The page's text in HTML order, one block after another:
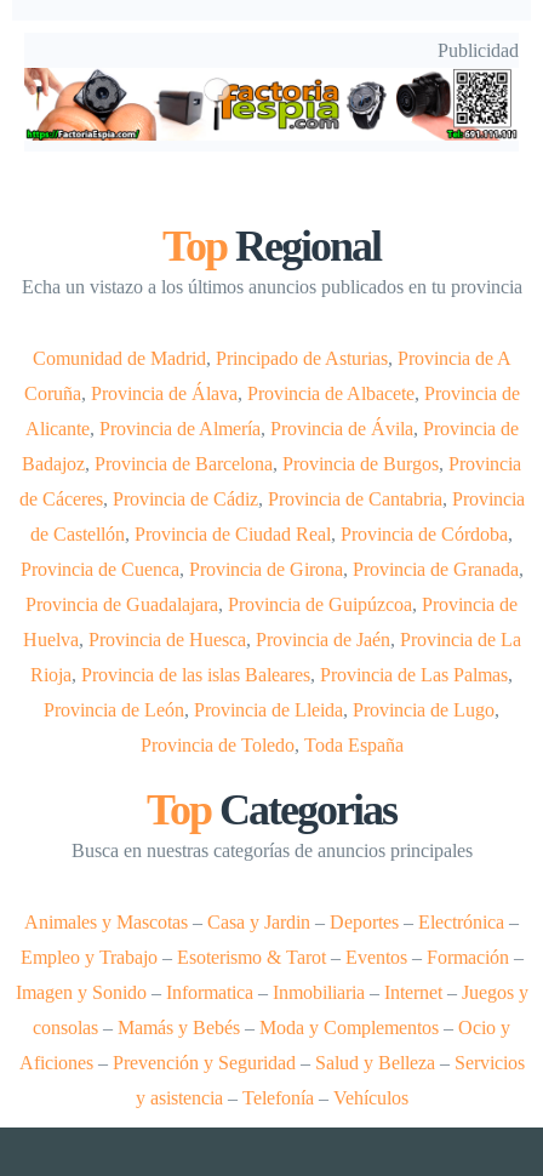
Publicidad
TopRegional
Echa un vistazo a los últimos anuncios publicados en tu provincia
Comunidad de Madrid, Principado de Asturias, Provincia de A
Coruña, Provincia de Álava, Provincia de Albacete, Provincia de
Alicante, Provincia de Almería, Provincia de Ávila, Provincia de
Badajoz, Provincia de Barcelona, Provincia de Burgos, Provincia
de Cáceres, Provincia de Cádiz, Provincia de Cantabria, Provincia
de Castellón, Provincia de Ciudad Real, Provincia de Córdoba,
Provincia de Cuenca, Provincia de Girona, Provincia de Granada,
Provincia de Guadalajara, Provincia de Guipúzcoa, Provincia de
Huelva, Provincia de Huesca, Provincia de Jaén, Provincia de La
Rioja, Provincia de las islas Baleares, Provincia de Las Palmas,
Provincia de León, Provincia de Lleida, Provincia de Lugo,
Provincia de Toledo, Toda España
TopCategorias
Busca en nuestras categorías de anuncios principales
Animales y Mascotas – Casa y Jardin – Deportes – Electrónica –
Empleo y Trabajo– Esoterismo & Tarot– Eventos– Formación –
Imagen y Sonido– Informatica – Inmobiliaria – Internet– Juegos y
consolas – Mamás y Bebés – Moda y Complementos – Ocio y
Aficiones– Prevención y Seguridad – Salud y Belleza – Servicios
y asistencia – Telefonía – Vehículos